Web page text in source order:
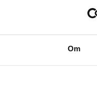
Om
Våra talare
Tekniska
området
Lättare och